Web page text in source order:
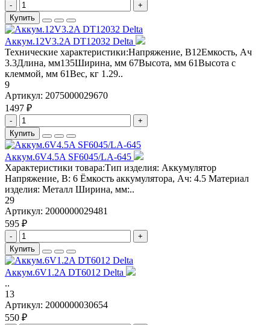
-
+
Купить
Аккум.12V3.2A DT12032 Delta
Технические характеристики:Напряжение, В12Емкость, Ач
3.3Длина, мм135Ширина, мм 67Высота, мм 61Высота с
клеммой, мм 61Вес, кг 1.29..
9
Артикул: 2075000029670
1497 ₽
-
+
Купить
Аккум.6V4.5A SF6045/LA-645
Характеристики товара:Тип изделия: Аккумулятор
Напряжение, В: 6 Ёмкость аккумулятора, Ач: 4.5 Материал
изделия: Металл Ширина, мм:..
29
Артикул: 2000000029481
595 ₽
-
+
Купить
Аккум.6V1.2A DT6012 Delta
..
13
Артикул: 2000000030654
550 ₽